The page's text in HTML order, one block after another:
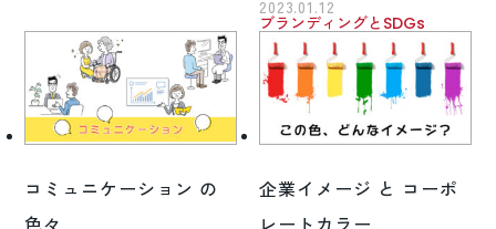
2023.01.12
ブランディングとSDGs
コミュニケーション の
色々
企業イメージ と コーポ
レートカラー